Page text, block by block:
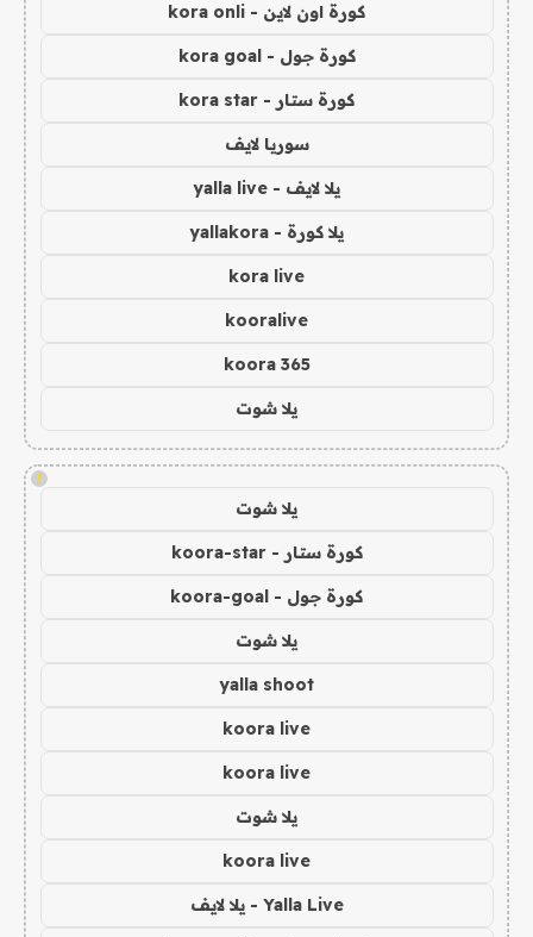
كورة اون لاين - kora onli
كورة جول - kora goal
كورة ستار - kora star
سوريا لايف
يلا لايف - yalla live
يلا كورة - yallakora
kora live
kooralive
koora 365
يلا شوت
!
يلا شوت
كورة ستار - koora-star
كورة جول - koora-goal
يلا شوت
yalla shoot
koora live
koora live
يلا شوت
koora live
Yalla Live - يلا لايف